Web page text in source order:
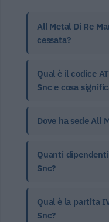
All Metal Di Re
cessata?
Qual è il codice
Snc e cosa
Dove ha sede All
Quanti
Snc?
Qual è la partita
Snc?